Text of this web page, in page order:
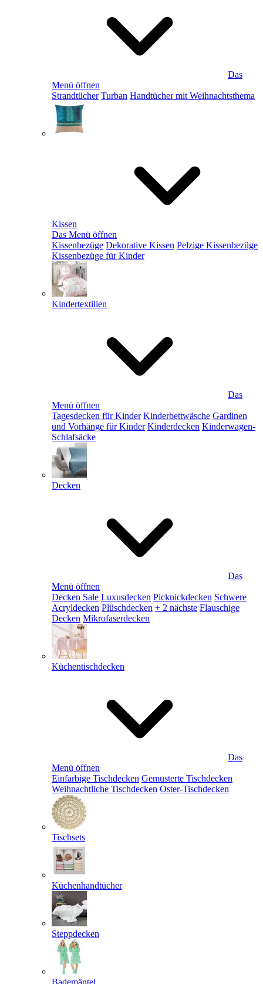
Das
Menü öffnen
Strandtücher Turban Handtücher mit Weihnachtsthema
Kissen
Das Menü öffnen
Kissenbezüge Dekorative Kissen Pelzige Kissenbezüge
Kissenbezüge für Kinder
Kindertextilien
Das
Menü öffnen
Tagesdecken für Kinder Kinderbettwäsche Gardinen
und Vorhänge für Kinder Kinderdecken Kinderwagen-
Schlafsäcke
Decken
Das
Menü öffnen
Decken Sale Luxusdecken Picknickdecken Schwere
Acryldecken Plüschdecken + 2 nächste Flauschige
Decken Mikrofaserdecken
Küchentischdecken
Das
Menü öffnen
Einfarbige Tischdecken Gemusterte Tischdecken
Weihnachtliche Tischdecken Oster-Tischdecken
Tischsets
Küchenhandtücher
Steppdecken
Bademäntel